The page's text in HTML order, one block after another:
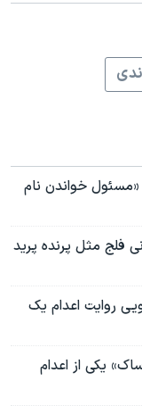
خواندن نام
فلج مثل پرنده پرید
روایت اعدام یک
یکی از اعدام